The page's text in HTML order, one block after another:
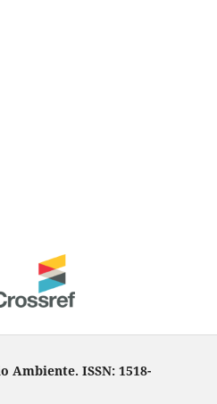
Ambiente. ISSN: 1518-